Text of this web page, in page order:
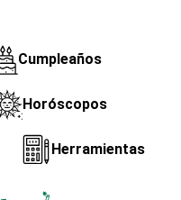
Cumpleaños
Horóscopos
Herramientas